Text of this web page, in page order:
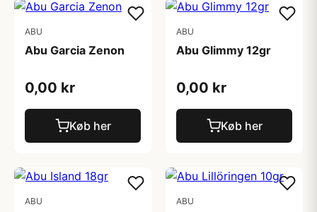
ABU
Abu Garcia Zenon
0,00 kr
Køb her
ABU
Abu Glimmy 12gr
0,00 kr
Køb her
ABU ABU